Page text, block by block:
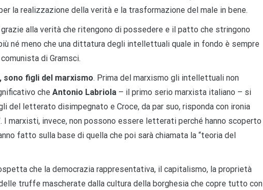
la realizzazione della verità e la trasformazione del male in bene.
alla verità che ritengono di possedere e il patto che stringono
né meno che una dittatura degli intellettuali quale in fondo è sempre
di Gramsci.
sono figli del marxismo. Prima del marxismo gli intellettuali non
che Antonio Labriola – il primo serio marxista italiano – si
del letterato disimpegnato e Croce, da par suo, risponda con ironia
marxisti, invece, non possono essere letterati perché hanno scoperto
fatto sulla base di quella che poi sarà chiamata la “teoria del
che la democrazia rappresentativa, il capitalismo, la proprietà
truffe mascherate dalla cultura della borghesia che copre tutto con